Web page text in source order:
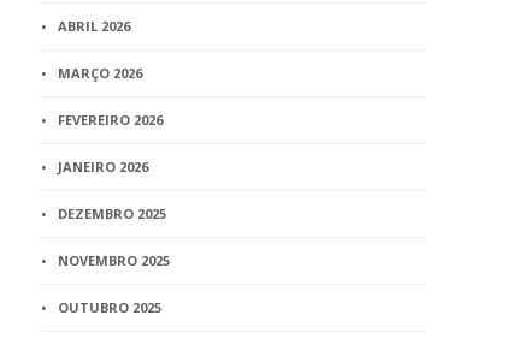
ABRIL 2026
MARÇO 2026
FEVEREIRO 2026
JANEIRO 2026
DEZEMBRO 2025
NOVEMBRO 2025
OUTUBRO 2025